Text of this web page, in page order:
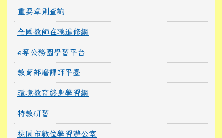
重要章則查詢
全國教師在職進修網
e等公務園學習平台
教育部磨課師平臺
環境教育終身學習網
特教研習
桃園市數位學習辦公室